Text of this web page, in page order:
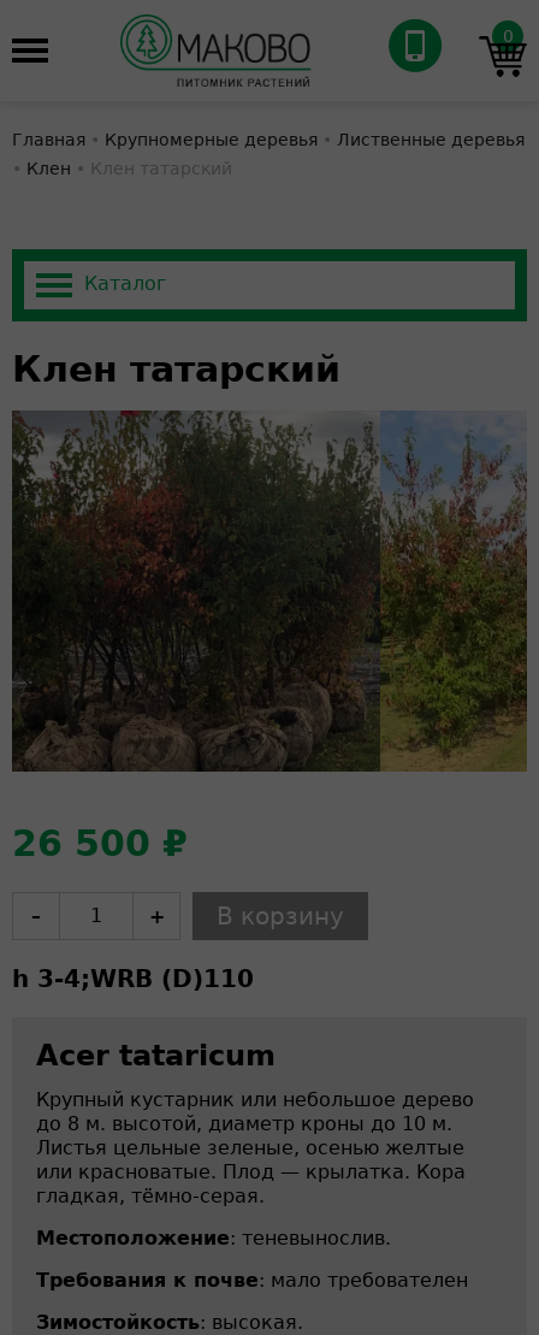
0
Главная • Крупномерные деревья • Лиственные деревья
• Клен • Клен татарский
Клен татарский
26 500 ₽
– +
h 3-4;WRB (D)110
Acer tataricum
Крупный кустарник или небольшое дерево
до 8 м. высотой, диаметр кроны до 10 м.
Листья цельные зеленые, осенью желтые
или красноватые. Плод — крылатка. Кора
гладкая, тёмно-серая.
Местоположение: теневынослив.
Требования к почве: мало требователен
Зимостойкость: высокая.